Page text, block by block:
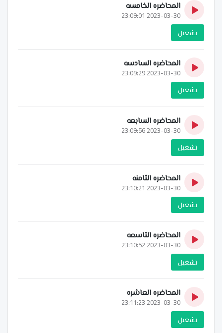
المحاضره الخامسه
2023-03-30 23:09:01
تشغيل
المحاضره السادسه
2023-03-30 23:09:29
تشغيل
المحاضره السابعه
2023-03-30 23:09:56
تشغيل
المحاضره الثامنه
2023-03-30 23:10:21
تشغيل
المحاضره التاسعه
2023-03-30 23:10:52
تشغيل
المحاضره العاشره
2023-03-30 23:11:23
تشغيل